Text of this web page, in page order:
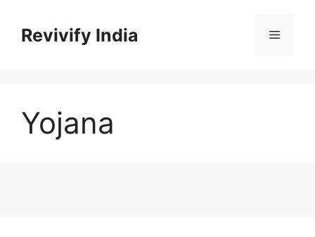
contentRevivify India Menu
Yojana